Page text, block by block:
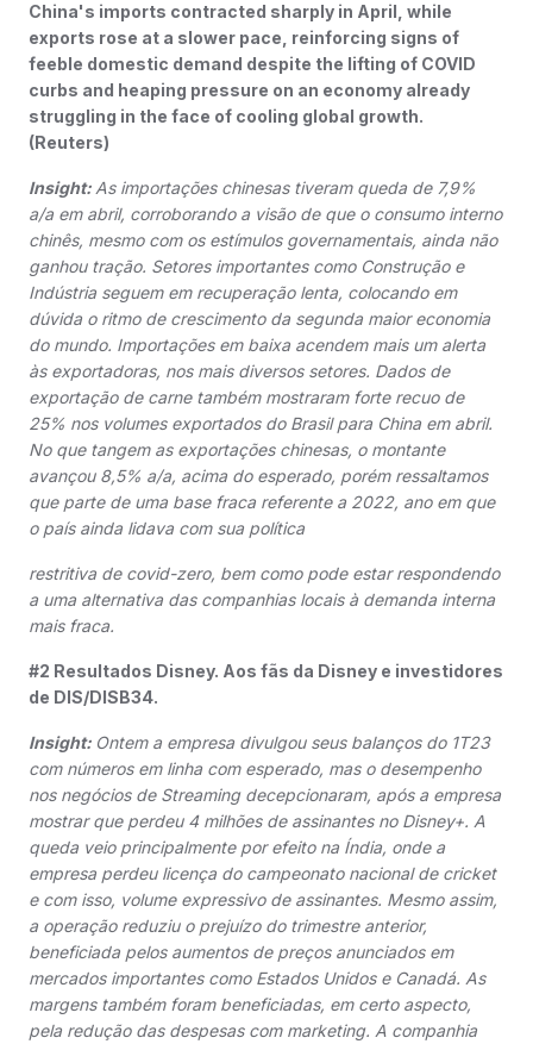
China's imports contracted sharply in April, while
exports rose at a slower pace, reinforcing signs of
feeble domestic demand despite the lifting of COVID
curbs and heaping pressure on an economy already
struggling in the face of cooling global growth.
(Reuters)
Insight: As importações chinesas tiveram queda de 7,9%
a/a em abril, corroborando a visão de que o consumo interno
chinês, mesmo com os estímulos governamentais, ainda não
ganhou tração. Setores importantes como Construção e
Indústria seguem em recuperação lenta, colocando em
dúvida o ritmo de crescimento da segunda maior economia
do mundo. Importações em baixa acendem mais um alerta
às exportadoras, nos mais diversos setores. Dados de
exportação de carne também mostraram forte recuo de
25% nos volumes exportados do Brasil para China em abril.
No que tangem as exportações chinesas, o montante
avançou 8,5% a/a, acima do esperado, porém ressaltamos
que parte de uma base fraca referente a 2022, ano em que
o país ainda lidava com sua política
restritiva de covid-zero, bem como pode estar respondendo
a uma alternativa das companhias locais à demanda interna
mais fraca.
#2 Resultados Disney. Aos fãs da Disney e investidores
de DIS/DISB34.
Insight: Ontem a empresa divulgou seus balanços do 1T23
com números em linha com esperado, mas o desempenho
nos negócios de Streaming decepcionaram, após a empresa
mostrar que perdeu 4 milhões de assinantes no Disney+. A
queda veio principalmente por efeito na Índia, onde a
empresa perdeu licença do campeonato nacional de cricket
e com isso, volume expressivo de assinantes. Mesmo assim,
a operação reduziu o prejuízo do trimestre anterior,
beneficiada pelos aumentos de preços anunciados em
mercados importantes como Estados Unidos e Canadá. As
margens também foram beneficiadas, em certo aspecto,
pela redução das despesas com marketing. A companhia